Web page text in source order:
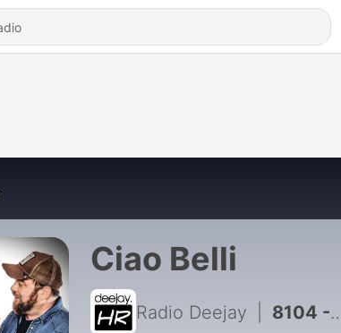
Ciao Belli
Radio Deejay 8104 - Car hunters il tergicristallo particolare